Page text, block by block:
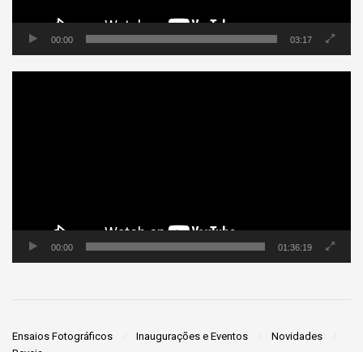
00:00 03:17
00:00 01:36:19
Ensaios Fotográficos Inaugurações e Eventos
Novidades